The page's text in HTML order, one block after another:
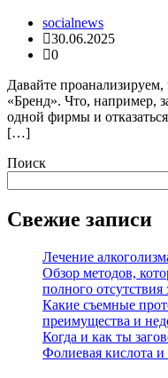
socialnews
30.06.2025
0
Давайте
«Бренд». Что, например,
одной фирмы и
[…]
Поиск
Свежие записи
Лечение
Обзор методов,
полного отсутствия
Какие съемные
преимущества и
Когда и как ты
Фолиевая кислота и